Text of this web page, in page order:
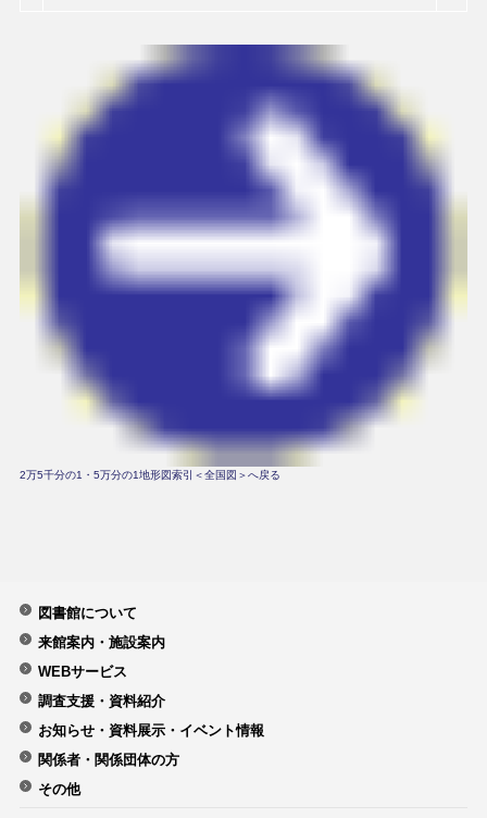
2万5千分の1・5万分の1地形図索引＜全国図＞へ戻る
図書館について
来館案内・施設案内
WEBサービス
調査支援・資料紹介
お知らせ・資料展示・イベント情報
関係者・関係団体の方
その他